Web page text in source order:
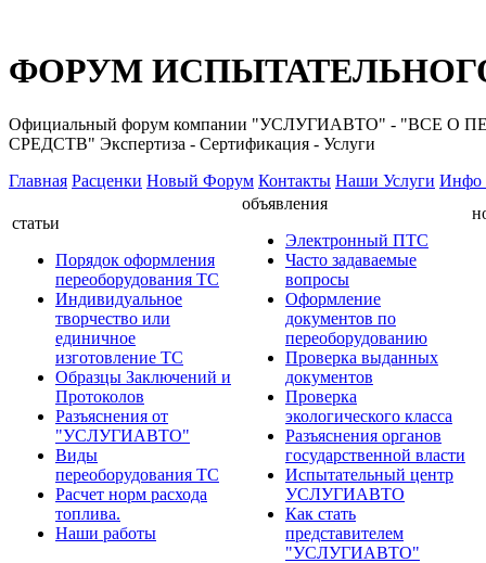
ФОРУМ
Официальный форум компании "УСЛУГИАВТО" -
СРЕДСТВ" Экспертиза - Сертификация - Услуги
Главная Расценки Новый Форум Контакты Наши Услуги Инфо
статьи
Порядок оформления
переоборудования ТС
Индивидуальное
творчество или
единичное
изготовление ТС
Образцы Заключений и
Протоколов
Разъяснения от
"УСЛУГИАВТО"
Виды
переоборудования ТС
Расчет норм расхода
топлива.
Наши работы
объявления
Электронный ПТС
Часто задаваемые
вопросы
Оформление
документов по
переоборудованию
Проверка выданных
документов
Проверка
экологического класса
Разъяснения органов
государственной власти
Испытательный центр
УСЛУГИАВТО
Как стать
представителем
"УСЛУГИАВТО"